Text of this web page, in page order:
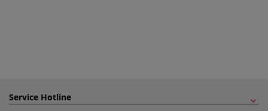
Service Hotline